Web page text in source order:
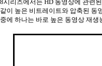
8시리즈에서는 HD 동영상에 관련
같이 높은 비트레이트와 압축된 동
중에 하나는 바로 높은 동영상 재생